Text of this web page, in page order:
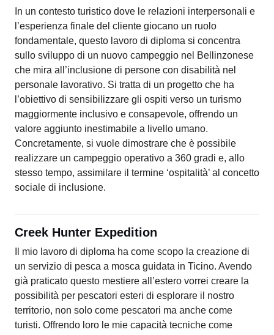
In un contesto turistico dove le relazioni interpersonali e
l’esperienza finale del cliente giocano un ruolo
fondamentale, questo lavoro di diploma si concentra
sullo sviluppo di un nuovo campeggio nel Bellinzonese
che mira all’inclusione di persone con disabilità nel
personale lavorativo. Si tratta di un progetto che ha
l’obiettivo di sensibilizzare gli ospiti verso un turismo
maggiormente inclusivo e consapevole, offrendo un
valore aggiunto inestimabile a livello umano.
Concretamente, si vuole dimostrare che è possibile
realizzare un campeggio operativo a 360 gradi e, allo
stesso tempo, assimilare il termine ‘ospitalità’ al concetto
sociale di inclusione.
Creek Hunter Expedition
Il mio lavoro di diploma ha come scopo la creazione di
un servizio di pesca a mosca guidata in Ticino. Avendo
già praticato questo mestiere all’estero vorrei creare la
possibilità per pescatori esteri di esplorare il nostro
territorio, non solo come pescatori ma anche come
turisti. Offrendo loro le mie capacità tecniche come